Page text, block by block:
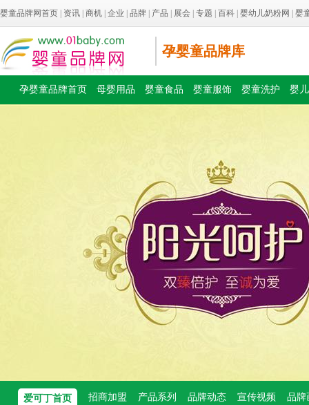
婴童品牌网首页 资讯 商机 企业 品牌 产品 展会 专题 百科 婴幼儿奶粉网 婴
孕婴童品牌库
孕婴童品牌首页 母婴用品 婴童食品 婴童服饰 婴童洗护 婴
爱可丁首页 招商加盟 产品系列 品牌动态 宣传视频 品牌